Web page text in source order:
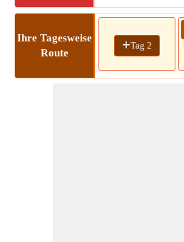
Ihre Tagesweise
Route
+Tag 2